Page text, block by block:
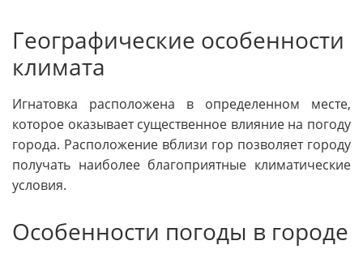
Географические особенности
климата
Игнатовка расположена в определенном месте,
которое оказывает существенное влияние на погоду
города. Расположение вблизи гор позволяет городу
получать наиболее благоприятные климатические
условия.
Особенности погоды в городе